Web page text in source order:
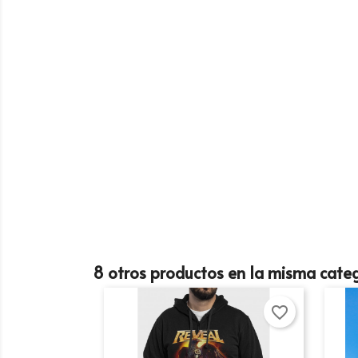
8 otros productos en la misma
favorite_border